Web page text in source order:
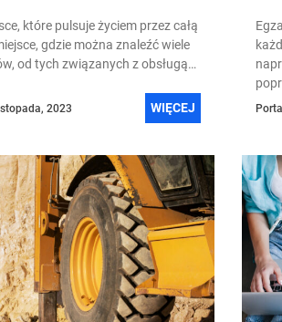
które pulsuje życiem przez całą
gdzie można znaleźć wiele
od tych związanych z obsługą
2023 WIĘCEJ